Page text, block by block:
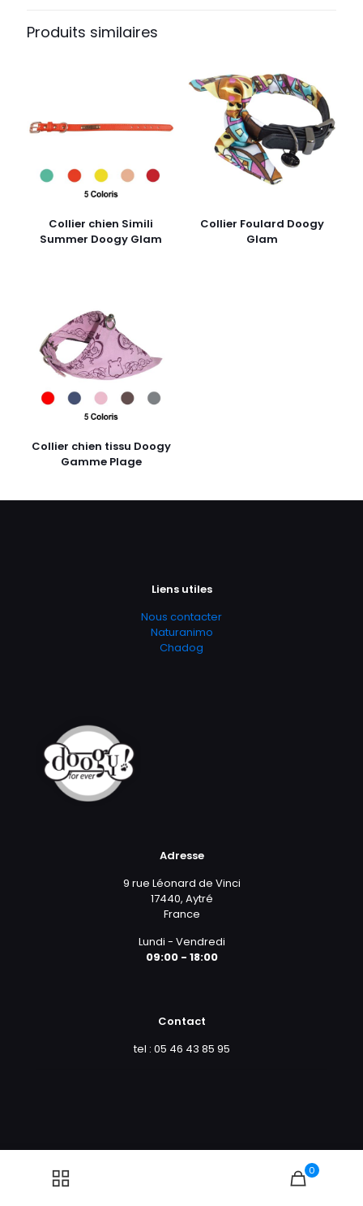
Produits similaires
Collier chien Simili
Summer Doogy Glam
Collier Foulard Doogy
Glam
Collier chien tissu Doogy
Gamme Plage
Liens utiles
Nous contacter
Naturanimo
Chadog
Adresse
9 rue Léonard de Vinci
17440, Aytré
France
Lundi - Vendredi
09:00 - 18:00
Contact
tel : 05 46 43 85 95
0